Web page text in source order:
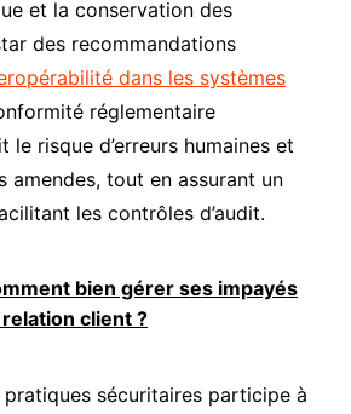
et la conservation des
des recommandations
dans les systèmes
réglementaire
le risque d’erreurs humaines et
amendes, tout en assurant un
les contrôles d’audit.
bien gérer ses impayés
client ?
pratiques sécuritaires participe à